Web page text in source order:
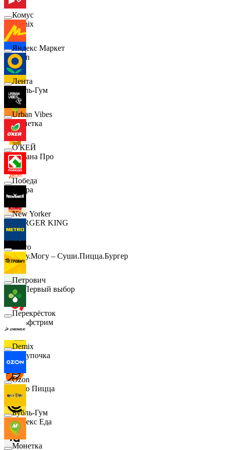
Demix
Ozon
Бубль-Гум
Монетка
Лемана Про
7 утра
BURGER KING
Хочу.Могу – Суши.Пицца.Бургер
B1 Первый выбор
Гольфстрим
Покупочка
Додо Пицца
Яндекс Еда
Комус
Яндекс Маркет
Лента
Urban Vibes
О'КЕЙ
Победа
New Yorker
Metro
Петрович
Перекрёсток
Demix
Ozon
Бубль-Гум
Монетка